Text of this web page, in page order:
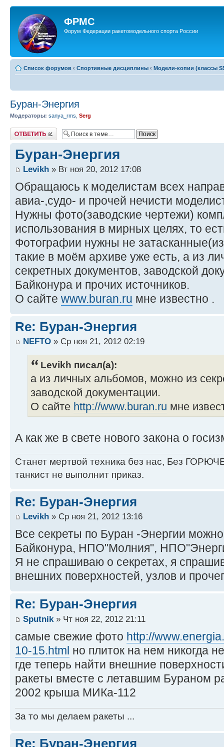
ФРМС
Форум Федерации ракетомодельного спорта России
Список форумов ‹ Спортивные дисциплины ‹ Модели-копии (классы
Буран-Энергия
Модераторы: sanya_rms Serg
Ответить
Буран-Энергия
Levikh » Вт ноя 20, 2012 17:08
Обращаюсь к моделистам всех
авиа-,судо- и прочей нечисти
Нужны фото(заводские чертежи)
использования в мирных целях, то
Фотографии нужны не
такие в моём архиве уже есть, а из
секретных документов, заводской
Байконура и прочих источников.
О сайте www.buran.ru мне известно .
Re: Буран-Энергия
NEFTO » Ср ноя 21, 2012 02:19
Levikh писал(а):
а из личных альбомов, можно из
заводской документации.
О сайте http://www.buran.ru мне
А как же в свете нового закона о
Станет мертвой техника без нас, Без
танкист не выполнит приказ.
Re: Буран-Энергия
Levikh » Ср ноя 21, 2012 13:16
Все секреты по Буран -Энергии
Байконура, НПО"Молния",
Я не спрашиваю о секретах, я
внешних поверхностей, узлов и
Re: Буран-Энергия
Sputnik » Чт ноя 22, 2012 21:11
самые свежие фото http://
10-15.html но плиток на нем никогда
где теперь найти внешние
ракеты вместе с летавшим Бураном
2002 крыша МИКа-112
За то мы делаем ракеты ...
Re: Буран-Энергия